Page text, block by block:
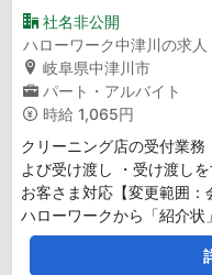
社名非公開
ハローワーク中津川の求人
岐阜県中津川市
パート・アルバイト
時給 1,065円
クリーニング店の受付業
よび受け渡し ・受け渡し
お客さま対応【変更範囲
ハローワークから「紹介状